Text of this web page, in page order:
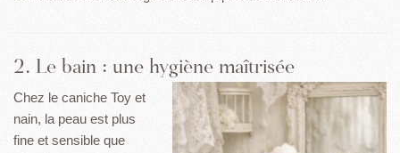
2. Le bain : une hygiène maîtrisée
Chez le caniche Toy et
nain, la peau est plus
fine et sensible que